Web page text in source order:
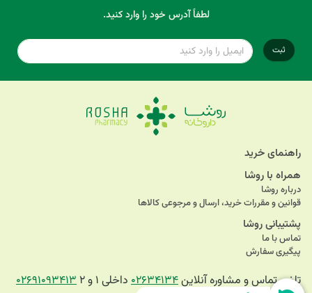
لطفاً آدرس خود را وارد کنید.
ثبت
راهنمای خرید
همراه با روشا
درباره روشا
قوانین و مقررات خرید، ارسال و مرجوعی کالاها
پشتیبانی روشا
تماس با ما
پیگیری سفارش
تلفن تماس و مشاوره آنلاین۰۲۶۳۴۱۳۴ داخلی ۱ و ۲ ۰۲۶۹۱۰۹۳۴۱۳